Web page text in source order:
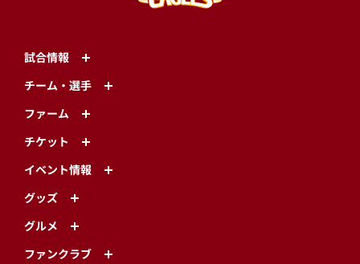
試合情報
チーム・選手
ファーム
チケット
イベント情報
グッズ
グルメ
ファンクラブ